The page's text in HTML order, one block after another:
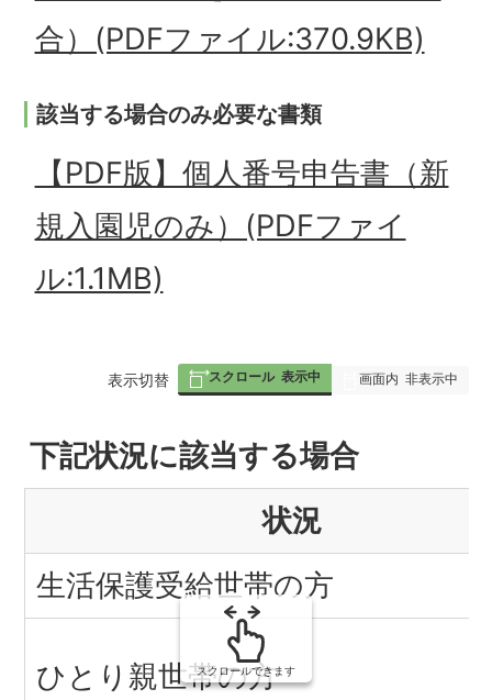
合）(PDFファイル:370.9KB)
該当する場合のみ必要な書類
【PDF版】個人番号申告書（新
規入園児のみ）(PDFファイ
ル:1.1MB)
表
み
表示切替 スクロール 表示中 画面内 非表示中
下記状況に該当する場合
状況
生活保護受給世帯の方
ひとり親世帯の方
スクロールできます